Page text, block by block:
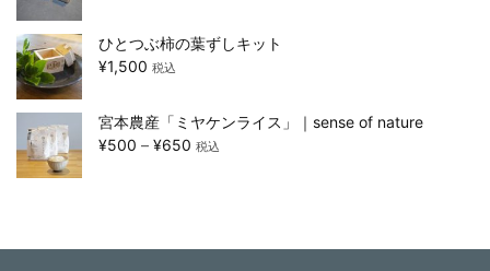
ひとつぶ柿の葉ずしキット
¥1,500 税込
宮本農産「ミヤケンライス」｜sense of nature
¥500 – ¥650 税込